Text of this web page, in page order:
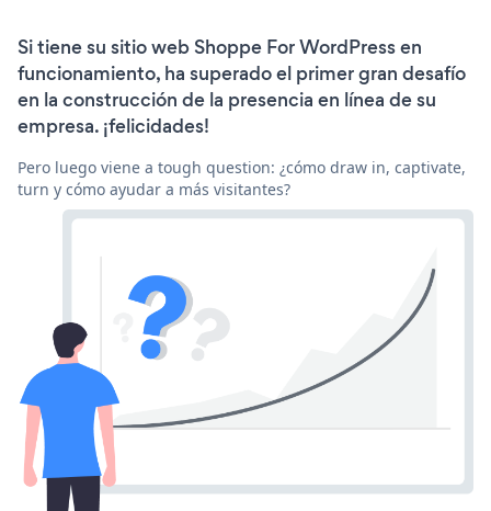
Si tiene su sitio web Shoppe For WordPress en
funcionamiento, ha superado el primer gran desafío
en la construcción de la presencia en línea de su
empresa. ¡felicidades!
Pero luego viene a tough question: ¿cómo draw in, captivate,
turn y cómo ayudar a más visitantes?